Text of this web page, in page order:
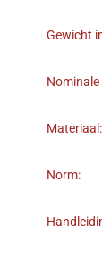
Gewicht
Materiaal:
Norm: